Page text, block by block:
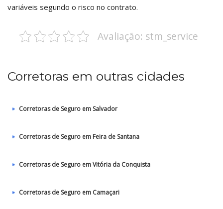
variáveis segundo o risco no contrato.
Avaliação: stm_service
Corretoras em outras cidades
Corretoras de Seguro em Salvador
Corretoras de Seguro em Feira de Santana
Corretoras de Seguro em Vitória da Conquista
Corretoras de Seguro em Camaçari